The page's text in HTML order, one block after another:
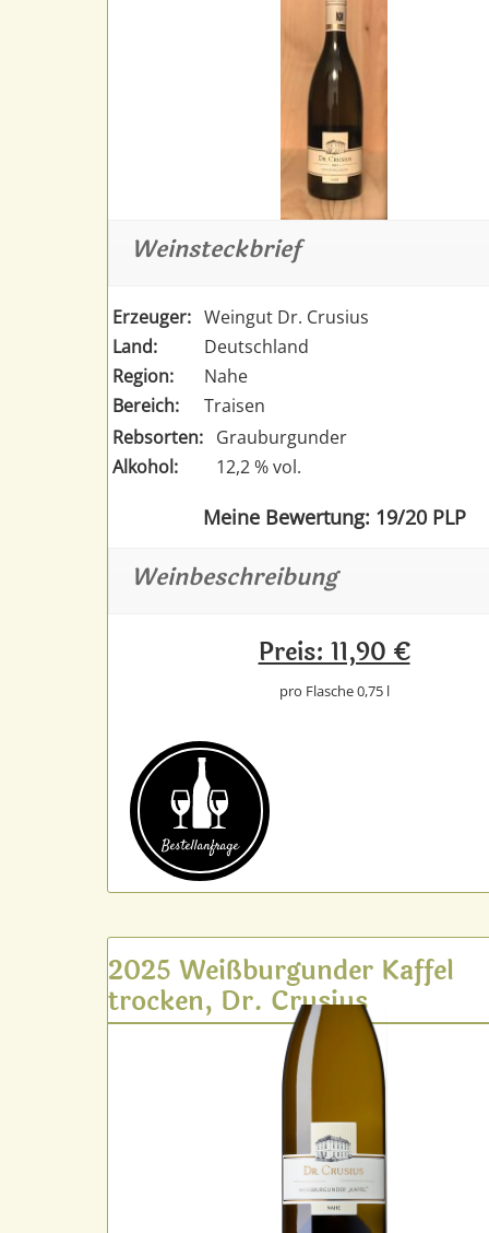
Weinsteckbrief
Erzeuger: Weingut Dr. Crusius
Land:
Deutschland
Region:
Nahe
Bereich:
Traisen
Rebsorten: Grauburgunder
Alkohol:
12,2 % vol.
Meine Bewertung: 19/20 PLP
Weinbeschreibung
Preis: 11,90 €
pro Flasche 0,75 l
Bestell­anfrage
2025 Weißburgunder Kaffel
trocken, Dr. Crusius